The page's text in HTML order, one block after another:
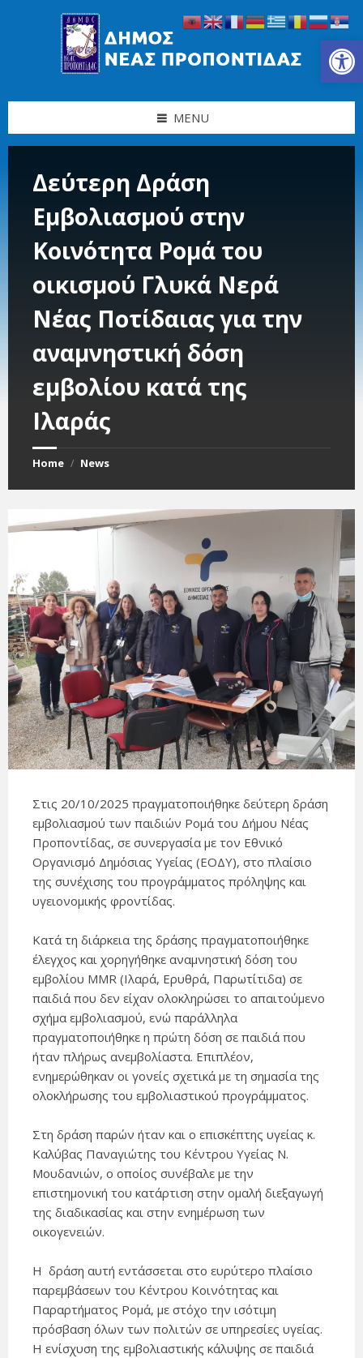
Ανοίξτε τη γραμμή εργαλείων
MENU
Δεύτερη Δράση
Εμβολιασμού στην
Κοινότητα Ρομά του
οικισμού Γλυκά Νερά
Νέας Ποτίδαιας για την
αναμνηστική δόση
εμβολίου κατά της
Ιλαράς
Home / News
Στις 20/10/2025 πραγματοποιήθηκε δεύτερη δράση
εμβολιασμού των παιδιών Ρομά του Δήμου Νέας
Προποντίδας, σε συνεργασία με τον Εθνικό
Οργανισμό Δημόσιας Υγείας (ΕΟΔΥ), στο πλαίσιο
της συνέχισης του προγράμματος πρόληψης και
υγειονομικής φροντίδας.
Κατά τη διάρκεια της δράσης πραγματοποιήθηκε
έλεγχος και χορηγήθηκε αναμνηστική δόση του
εμβολίου ΜΜR (Ιλαρά, Ερυθρά, Παρωτίτιδα) σε
παιδιά που δεν είχαν ολοκληρώσει το απαιτούμενο
σχήμα εμβολιασμού, ενώ παράλληλα
πραγματοποιήθηκε η πρώτη δόση σε παιδιά που
ήταν πλήρως ανεμβολίαστα. Επιπλέον,
ενημερώθηκαν οι γονείς σχετικά με τη σημασία της
ολοκλήρωσης του εμβολιαστικού προγράμματος.
Στη δράση παρών ήταν και ο επισκέπτης υγείας κ.
Καλύβας Παναγιώτης του Κέντρου Υγείας Ν.
Μουδανιών, ο οποίος συνέβαλε με την
επιστημονική του κατάρτιση στην ομαλή διεξαγωγή
της διαδικασίας και στην ενημέρωση των
οικογενειών.
Η δράση αυτή εντάσσεται στο ευρύτερο πλαίσιο
παρεμβάσεων του Κέντρου Κοινότητας και
Παραρτήματος Ρομά, με στόχο την ισότιμη
πρόσβαση όλων των πολιτών σε υπηρεσίες υγείας.
Η ενίσχυση της εμβολιαστικής κάλυψης σε παιδιά